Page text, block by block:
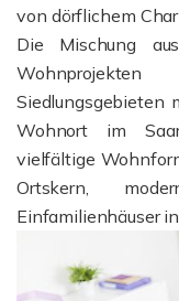
von dörflichem
Die Mischung
Siedlungsgebieten
Wohnort im
vielfältige
Ortskern,
Einfamilienhäuser